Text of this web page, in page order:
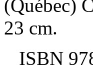
(Québec)
23 cm.
ISBN